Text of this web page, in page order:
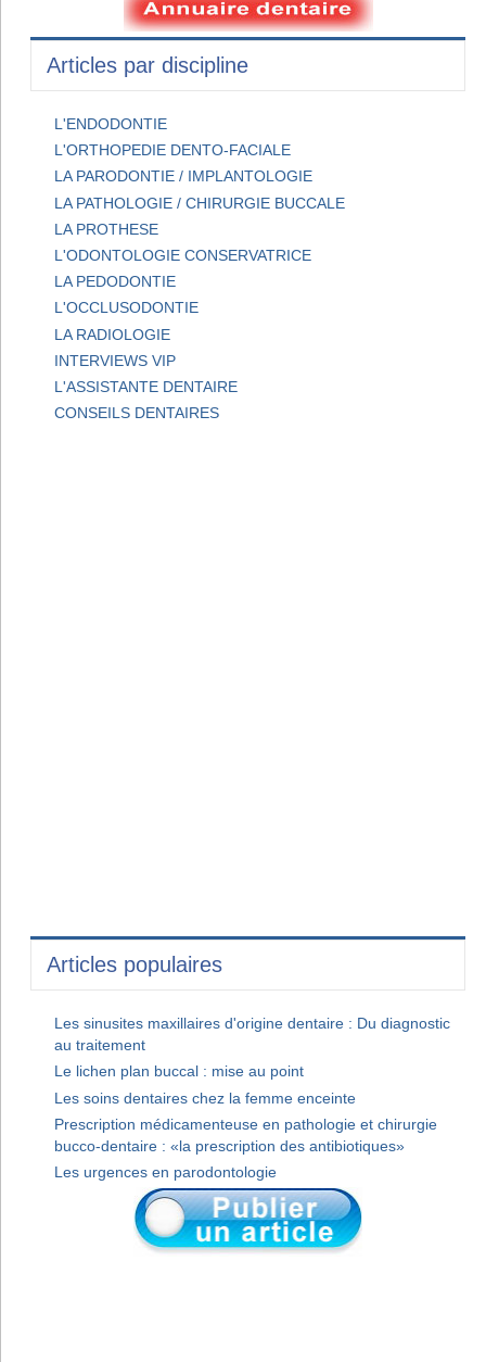
Articles par discipline
L'ENDODONTIE
L'ORTHOPEDIE DENTO-FACIALE
LA PARODONTIE / IMPLANTOLOGIE
LA PATHOLOGIE / CHIRURGIE BUCCALE
LA PROTHESE
L'ODONTOLOGIE CONSERVATRICE
LA PEDODONTIE
L'OCCLUSODONTIE
LA RADIOLOGIE
INTERVIEWS VIP
L'ASSISTANTE DENTAIRE
CONSEILS DENTAIRES
Articles populaires
Les sinusites maxillaires d'origine dentaire : Du diagnostic
au traitement
Le lichen plan buccal : mise au point
Les soins dentaires chez la femme enceinte
Prescription médicamenteuse en pathologie et chirurgie
bucco-dentaire : «la prescription des antibiotiques»
Les urgences en parodontologie